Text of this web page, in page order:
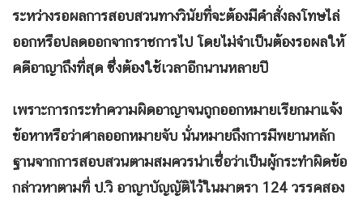
ระหว่างรอผลการสอบสวนทางวินัยที่จะต้องมีคำสั่งลงโทษไล่
ออกหรือปลดออกจากราชการไป โดยไม่จำเป็นต้องรอผลให้
คดีอาญาถึงที่สุด ซึ่งต้องใช้เวลาอีกนานหลายปี
เพราะการกระทำความผิดอาญาจนถูกออกหมายเรียกมาแจ้ง
ข้อหาหรือว่าศาลออกหมายจับ นั่นหมายถึงการมีพยานหลัก
ฐานจากการสอบสวนตามสมควรน่าเชื่อว่าเป็นผู้กระทำผิดข้อ
กล่าวหาตามที่ ป.วิ อาญาบัญญัติไว้ในมาตรา 124 วรรคสอง